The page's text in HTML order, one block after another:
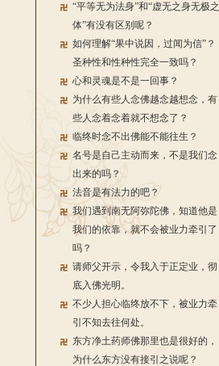
“平等无为法身”和“虚无之身无极之
体”有没有区别呢？
如何理解“果中说因，过闻为信”？
圣种性和性种性完全一致吗？
心和灵魂是不是一回事？
为什么有些人念佛越念越想念，有
些人念着念着就不想念了？
临终时念不出佛能不能往生？
名号是自己主动而来，不是我们念
出来的吗？
法音是有法力的吧？
我们遇到南无阿弥陀佛，知道他是
我们的依靠，就不会被业力牵引了
吗？
请师父开示，令我入于正定业，彻
底入佛光明。
不少人担心临终放不下，被业力牵
引不知去往何处。
东方净土药师佛那里也是很好的，
为什么东方没有接引之说呢？